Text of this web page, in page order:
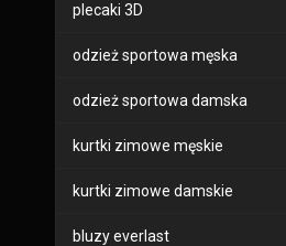
plecaki 3D
odzież sportowa męska
odzież sportowa damska
kurtki zimowe męskie
kurtki zimowe damskie
bluzy everlast